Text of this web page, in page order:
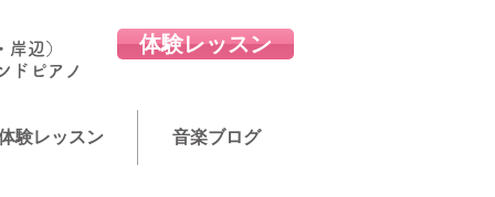
体験レッスン
験レッスン 音楽ブログ
辺）
ドピアノ